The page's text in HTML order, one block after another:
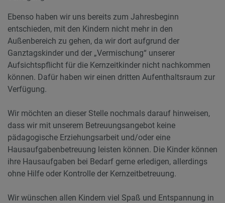
Ebenso haben wir uns bereits zum Jahresbeginn
entschieden, mit den Kindern nicht mehr in den
Außenbereich zu gehen, da wir dort aufgrund der
Ganztagskinder und der „Vermischung“ unserer
Aufsichtspflicht für die Kernzeitkinder nicht nachkommen
können. Dafür haben wir einen dritten Aufenthaltsraum zur
Verfügung.
Wir möchten an dieser Stelle nochmals darauf hinweisen,
dass wir mit unserem Betreuungsangebot keine
pädagogische Erziehungsarbeit und/oder eine
Hausaufgabenbetreuung leisten können. Die Kinder können
ihre Hausaufgaben bei Bedarf gerne erledigen, allerdings
ohne Hilfe oder Kontrolle der Kernzeitbetreuung.
Wir wünschen allen Kindern viel Spaß und Entspannung in